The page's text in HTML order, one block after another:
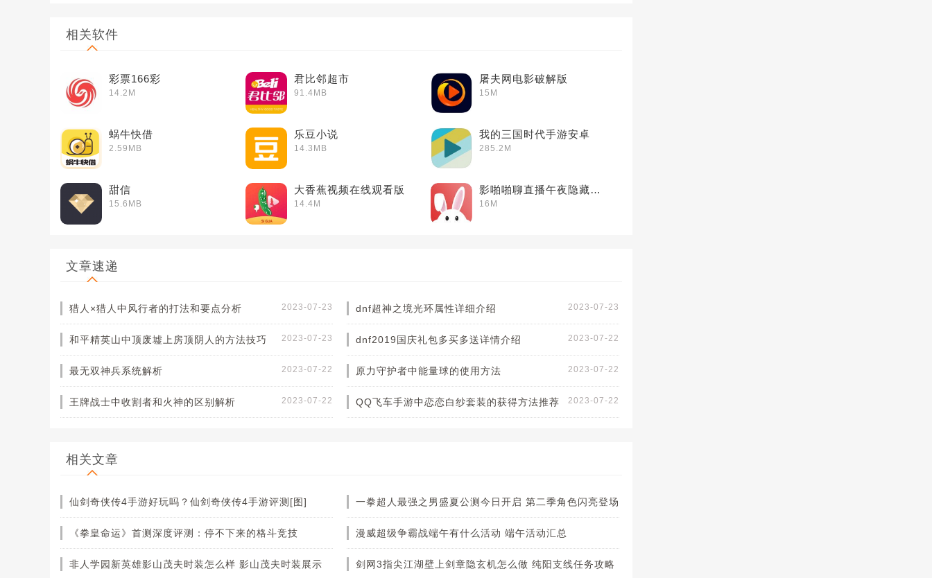
相关软件
彩票166彩
14.2M
君比邻超市
91.4MB
屠夫网电影破解版
15M
蜗牛快借
2.59MB
乐豆小说
14.3MB
我的三国时代手游安卓
285.2M
甜信
15.6MB
大香蕉视频在线观看版
14.4M
影啪啪聊直播午夜隐藏直播间
16M
文章速递
猎人×猎人中风行者的打法和要点分析 2023-07-23 dnf超神之境光环属性详细介绍 2023-07-23
和平精英山中顶废墟上房顶阴人的方法技巧 2023-07-23 dnf2019国庆礼包多买多送详情介绍 2023-07-22
最无双神兵系统解析 2023-07-22 原力守护者中能量球的使用方法 2023-07-22
王牌战士中收割者和火神的区别解析 2023-07-22 QQ飞车手游中恋恋白纱套装的获得方法推荐 2023-07-22
相关文章
仙剑奇侠传4手游好玩吗？仙剑奇侠传4手游评测[图] 一拳超人最强之男盛夏公测今日开启 第二季角色闪亮登场
《拳皇命运》首测深度评测：停不下来的格斗竞技 漫威超级争霸战端午有什么活动 端午活动汇总
非人学园新英雄影山茂夫时装怎么样 影山茂夫时装展示 剑网3指尖江湖壁上剑章隐玄机怎么做 纯阳支线任务攻略